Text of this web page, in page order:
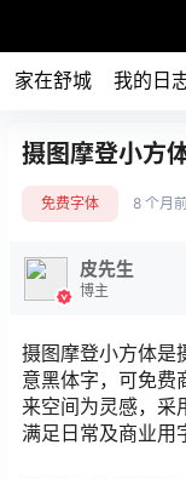
家在舒城 我的日
摄图摩登小方
免费字体 8 个月
皮先生
博主
摄图摩登小方体是
意黑体字，可免费
来空间为灵感，采
满足日常及商业用